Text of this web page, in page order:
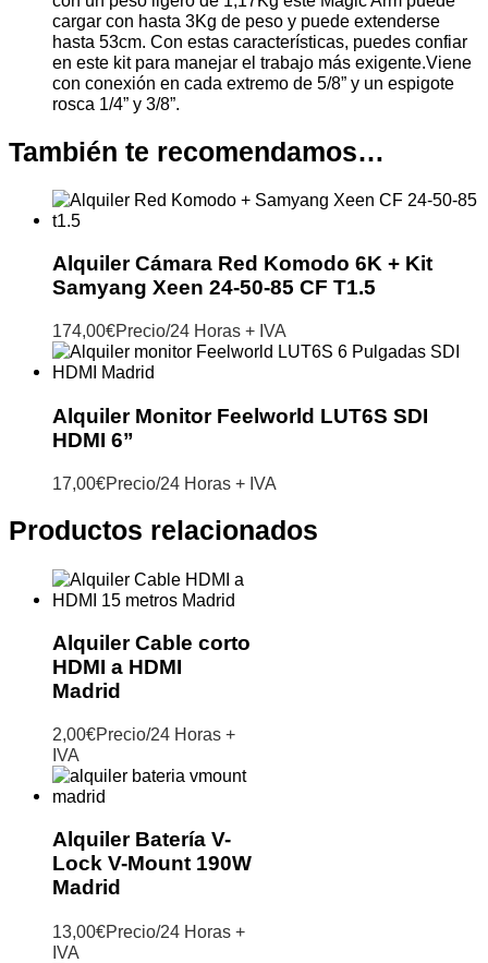
cargar con hasta 3Kg de peso y puede extenderse
hasta 53cm. Con estas características, puedes confiar
en este kit para manejar el trabajo más exigente.Viene
con conexión en cada extremo de 5/8” y un espigote
rosca 1/4” y 3/8”.
También te recomendamos…
Alquiler Cámara Red Komodo 6K + Kit
Samyang Xeen 24-50-85 CF T1.5
174,00€Precio/24 Horas + IVA
Alquiler Monitor Feelworld LUT6S SDI
HDMI 6”
17,00€Precio/24 Horas + IVA
Productos relacionados
Alquiler Cable corto
HDMI a HDMI
Madrid
2,00€Precio/24 Horas +
IVA
Alquiler Batería V-
Lock V-Mount 190W
Madrid
13,00€Precio/24 Horas +
IVA